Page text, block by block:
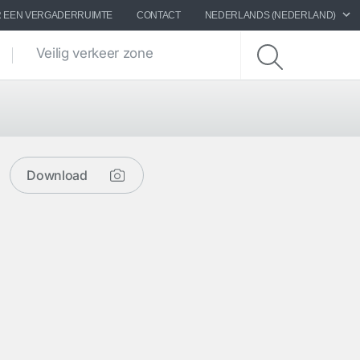
EEN VERGADERRUIMTE CONTACT NEDERLANDS (NEDERLAND)
Veilig verkeer zone
Download